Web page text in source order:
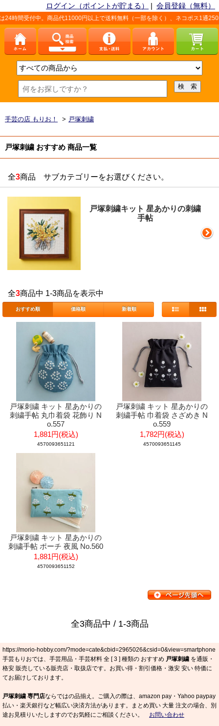
ログイン（ポイントが貯まる） | 会員登録（無料）
間受付中。商品代11000円以上で送料無料（一部を除く）、ネコポス1通250円
手芸の店 もりお！ > 戸塚刺繍
戸塚刺繍 おすすめ 商品一覧
全3商品 サブカテゴリーをお選びください。
戸塚刺繍キット 星あかりの刺繍
手帖
全3商品中 1-3商品を表示中
おすすめ順 価格順 新着順
戸塚刺繍 キット 星あかりの
刺繍手帖 丸巾着袋 花飾り N
o.557
1,881円(税込)
4570093651121
戸塚刺繍 キット 星あかりの
刺繍手帖 巾着袋 さざめき N
o.559
1,782円(税込)
4570093651145
戸塚刺繍 キット 星あかりの
刺繍手帖 ポーチ 夜風 No.560
1,881円(税込)
4570093651152
全3商品中 / 1-3商品
https://morio-hobby.com/?mode=cate&cbid=2965026&csid=0&view=smartphone
手芸もりおでは、手芸用品・手芸材料 全 [3 ] 種類の おすすめ 戸塚刺繍 を通販・
格安 販売している販売店・取扱店です。お買い得・割引価格・激安 安い 特価に
てお届けしております。
戸塚刺繍 専門店ならではの品揃え。ご購入の際は、amazon pay・Yahoo paypay
払い・楽天銀行など幅広い決済方法があります。まとめ買い 大量 注文の場合、別
途お見積りいたしますのでお気軽にご相談ください。 お問い合わせ